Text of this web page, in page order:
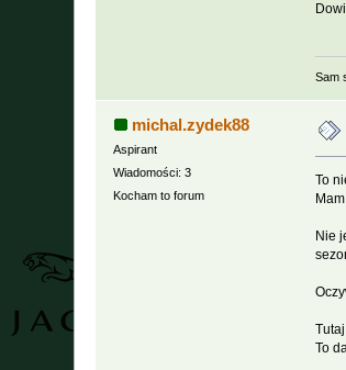
Sam
michal.zydek88
Aspirant
Wiadomości: 3
Kocham to forum
To
Nie
To